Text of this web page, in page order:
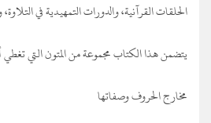
الحلقات القرآنية، والدورات التمهيدية في التلاوة،
يتضمن هذا الكتاب مجموعة من المتون التي
مخارج الحروف وصفاتها